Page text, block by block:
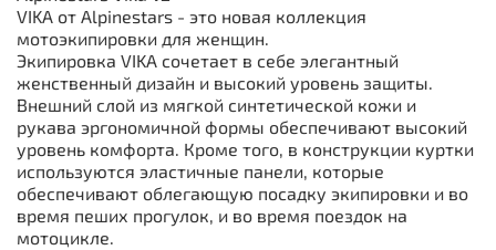
VIKA от Alpinestars - это новая коллекция
мотоэкипировки для женщин.
Экипировка VIKA сочетает в себе элегантный
женственный дизайн и высокий уровень защиты.
Внешний слой из мягкой синтетической кожи и
рукава эргономичной формы обеспечивают высокий
уровень комфорта. Кроме того, в конструкции куртки
используются эластичные панели, которые
обеспечивают облегающую посадку экипировки и во
время пеших прогулок, и во время поездок на
мотоцикле.